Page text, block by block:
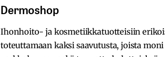
Dermoshop
Ihonhoito- ja kosmetiikkatuotteisiin
toteuttamaan kaksi saavutusta, joista